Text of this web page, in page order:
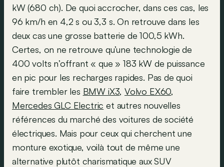
kW (680 ch). De quoi accrocher, dans ces cas, les
96 km/h en 4,2 s ou 3,3 s. On retrouve dans les
deux cas une grosse batterie de 100,5 kWh.
Certes, on ne retrouve qu’une technologie de
400 volts n’offrant « que » 183 kW de puissance
en pic pour les recharges rapides. Pas de quoi
faire trembler les BMW iX3, Volvo EX60,
Mercedes GLC Electric et autres nouvelles
références du marché des voitures de société
électriques. Mais pour ceux qui cherchent une
monture exotique, voilà tout de même une
alternative plutôt charismatique aux SUV